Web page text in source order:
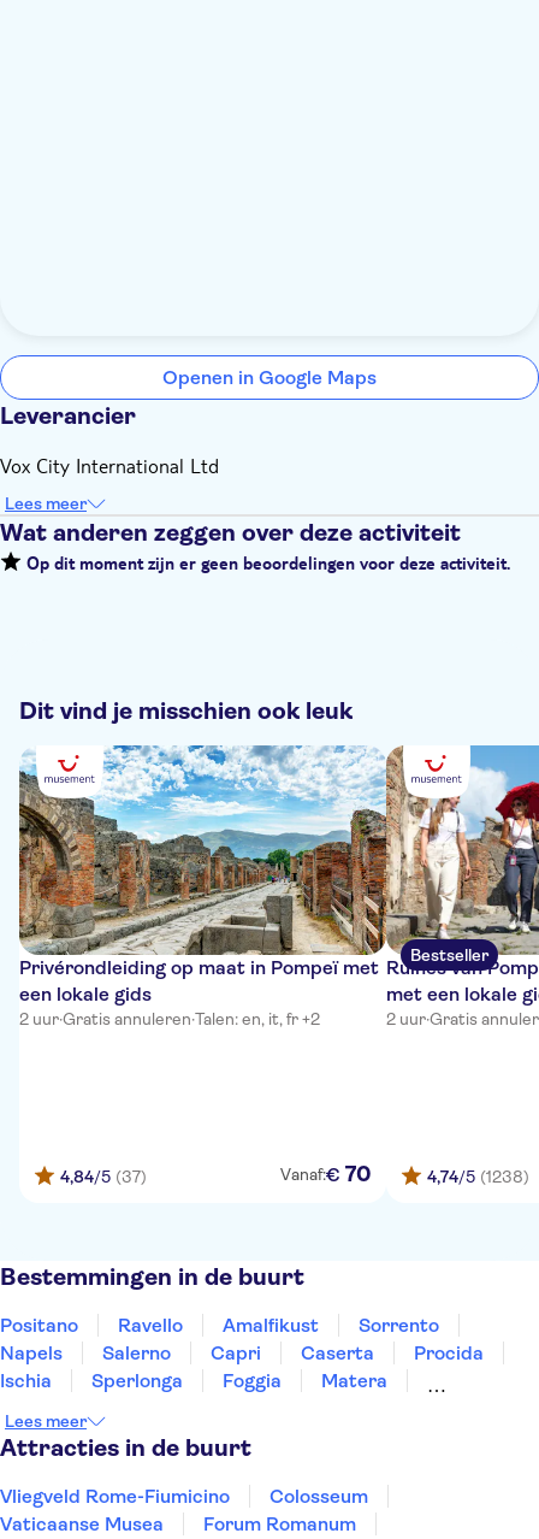
Openen in Google Maps
Leverancier
Vox City International Ltd
Lees meer
Wat anderen zeggen over deze activiteit
Op dit moment zijn er geen beoordelingen voor deze activiteit.
Dit vind je misschien ook leuk
Privérondleiding op maat in Pompeï met
een lokale gids
2 uur·Gratis annuleren·Talen: en, it, fr +2
4,84/5 (37) Vanaf:€ 70
Bestseller
Ruïnes van
met een lokale
2 uur·Gratis
4,74/5 (1238)
Bestemmingen in de buurt
Positano Ravello Amalfikust
Sorrento
Napels
Salerno Capri Caserta
Procida
Ischia
Sperlonga Foggia
Matera
Lees meer
Attracties in de buurt
Vliegveld Rome-Fiumicino
Colosseum
Vaticaanse Musea
Forum Romanum